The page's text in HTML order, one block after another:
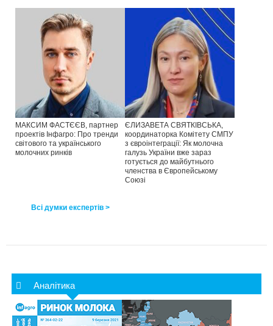
МАКСИМ ФАСТЄЄВ, партнер
проектів Інфагро: Про тренди
світового та українського
молочних ринків
ЄЛИЗАВЕТА СВЯТКІВСЬКА,
координаторка Комітету СМПУ
з євроінтеграції: Як молочна
галузь України вже зараз
готується до майбутнього
членства в Європейському
Союзі
Всі думки експертів >
Аналітика